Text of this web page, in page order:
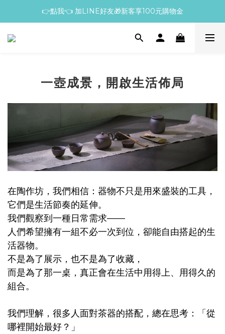
👉點我👈 加LINE好友🎁新客享100元購物金
一壺成景，開啟生活佈局
在陶作坊，我們相信：器物不只是用來盛裝的工具，
它們是生活節奏的延伸。
我們觀察到一種日常需求——
人們希望擁有一組不必一次到位，卻能自由搭起的生
活器物。
不是為了展示，也不是為了收藏，
而是為了那一桌，真正會在生活中用得上、用得久的
組合。
我們理解，很多人面對茶器的搭配，總在思考：「從
哪裡開始最好？」